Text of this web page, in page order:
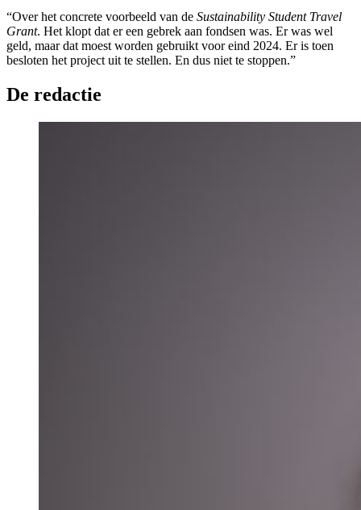
“Over het concrete voorbeeld van de Sustainability Student Travel
Grant. Het klopt dat er een gebrek aan fondsen was. Er was wel
geld, maar dat moest worden gebruikt voor eind 2024. Er is toen
besloten het project uit te stellen. En dus niet te stoppen.”
De redactie